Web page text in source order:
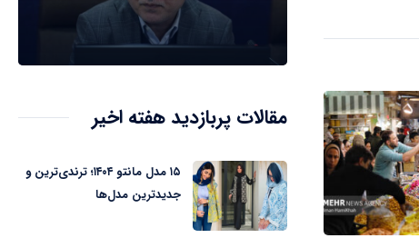
مقالات پربازدید هفته اخیر
۱۵ مدل مانتو ۱۴۰۴؛ ترندی‌ترین و
جدیدترین مدل‌ها